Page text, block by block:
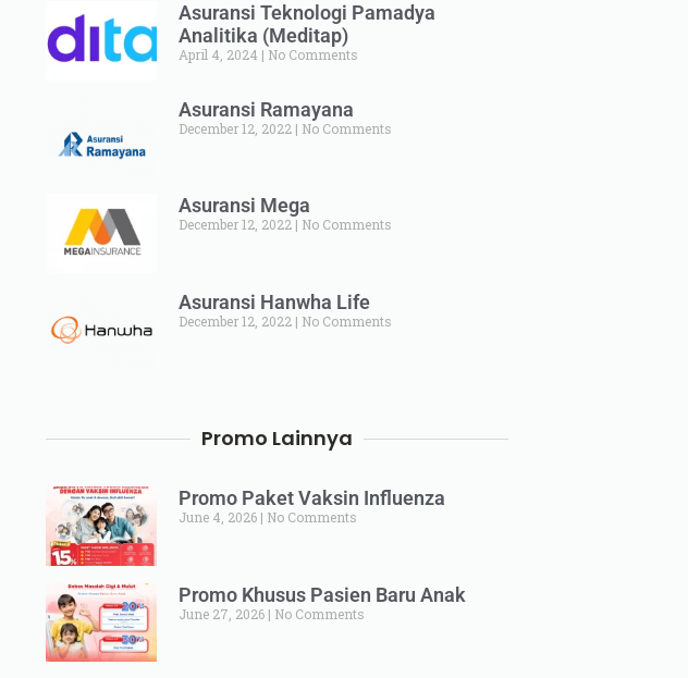
Asuransi Teknologi Pamadya
Analitika (Meditap)
April 4, 2024 No Comments
Asuransi Ramayana
December 12, 2022 No Comments
Asuransi Mega
December 12, 2022 No Comments
Asuransi Hanwha Life
December 12, 2022 No Comments
Promo Lainnya
Promo Paket Vaksin Influenza
June 4, 2026 No Comments
Promo Khusus Pasien Baru Anak
June 27, 2026 No Comments